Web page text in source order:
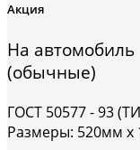
Акция
На автомобиль
(обычные)
ГОСТ 50577 - 93
Размеры: 520мм х